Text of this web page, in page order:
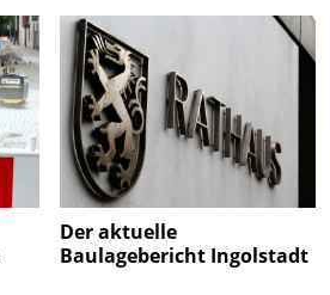
Der aktuelle
Baulagebericht Ingolstadt